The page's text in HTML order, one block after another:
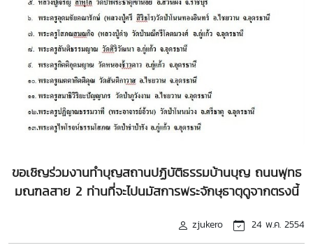
ขอเชิญร่วมงานทำบุญสถานปฏิบัติธรรมบ้านบุญ ถนนพุทธ
มณฑลสาย 2 ท่านที่จะไปนมัสการพระจักษุธาตุดูจากตรงนี้
zjukero 24 พ.ค. 2554